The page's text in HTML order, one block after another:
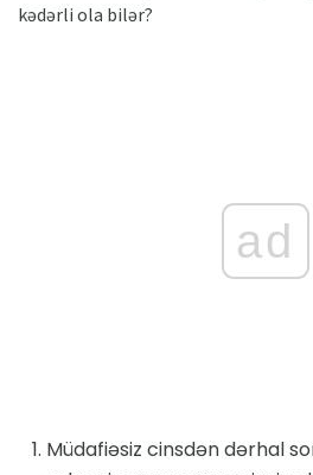
kədərli ola bilər?
ad
Müdafiəsiz cinsdən dərhal